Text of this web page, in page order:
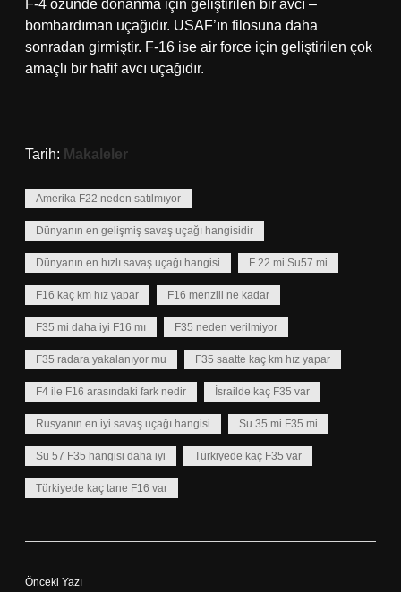
F-4 özünde donanma için geliştirilen bir avcı –
bombardıman uçağıdır. USAF’ın filosuna daha
sonradan girmiştir. F-16 ise air force için geliştirilen çok
amaçlı bir hafif avcı uçağıdır.
Tarih: Makaleler
Amerika F22 neden satılmıyor
Dünyanın en gelişmiş savaş uçağı hangisidir
Dünyanın en hızlı savaş uçağı hangisi F 22 mi Su57 mi
F16 kaç km hız yapar F16 menzili ne kadar
F35 mi daha iyi F16 mı F35 neden verilmiyor
F35 radara yakalanıyor mu F35 saatte kaç km hız yapar
F4 ile F16 arasındaki fark nedir İsrailde kaç F35 var
Rusyanın en iyi savaş uçağı hangisi Su 35 mi F35 mi
Su 57 F35 hangisi daha iyi Türkiyede kaç F35 var
Türkiyede kaç tane F16 var
Önceki Yazı